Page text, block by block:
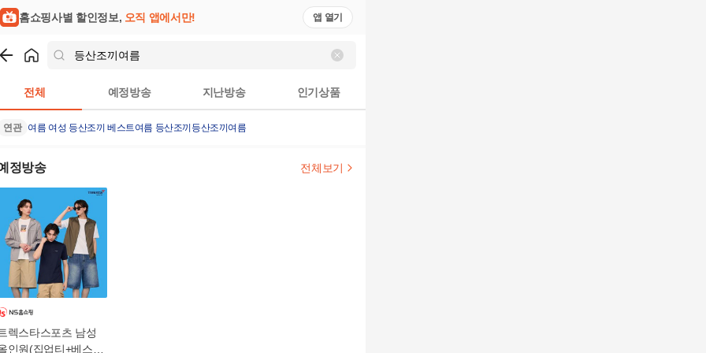
홈쇼핑사별 할인정보, 오직 앱에서만! 앱 열기
전체 예정방송 지난방송 인기상품
연관 여름 여성 등산조끼 베스트여름 등산조끼 등산조끼여름
정방송 전체보기
렉스타스포츠 남성
인원(집업티+베스트